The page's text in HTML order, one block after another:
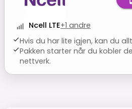
Ncell LTE+1 andre
Hvis du har lite igjen, kan du
Pakken starter når du kobler
nettverk.